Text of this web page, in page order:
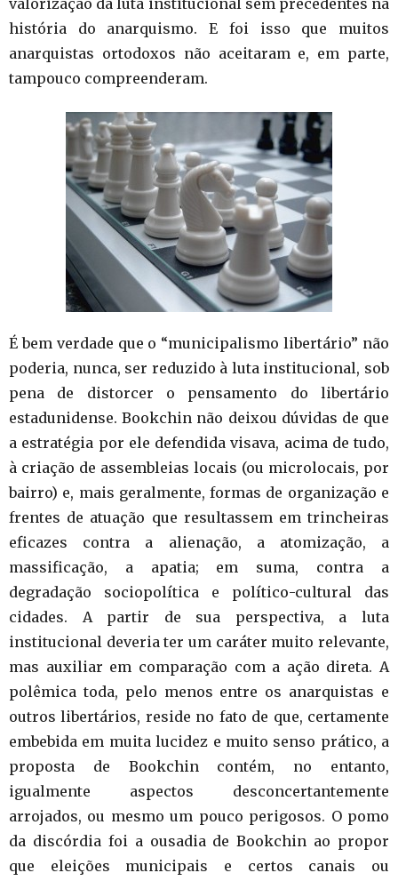
valorização da luta institucional sem precedentes na
história do anarquismo. E foi isso que muitos
anarquistas ortodoxos não aceitaram e, em parte,
tampouco compreenderam.
É bem verdade que o “municipalismo libertário” não
poderia, nunca, ser reduzido à luta institucional, sob
pena de distorcer o pensamento do libertário
estadunidense. Bookchin não deixou dúvidas de que
a estratégia por ele defendida visava, acima de tudo,
à criação de assembleias locais (ou microlocais, por
bairro) e, mais geralmente, formas de organização e
frentes de atuação que resultassem em trincheiras
eficazes contra a alienação, a atomização, a
massificação, a apatia; em suma, contra a
degradação sociopolítica e político-cultural das
cidades. A partir de sua perspectiva, a luta
institucional deveria ter um caráter muito relevante,
mas auxiliar em comparação com a ação direta. A
polêmica toda, pelo menos entre os anarquistas e
outros libertários, reside no fato de que, certamente
embebida em muita lucidez e muito senso prático, a
proposta de Bookchin contém, no entanto,
igualmente aspectos desconcertantemente
arrojados, ou mesmo um pouco perigosos. O pomo
da discórdia foi a ousadia de Bookchin ao propor
que eleições municipais e certos canais ou